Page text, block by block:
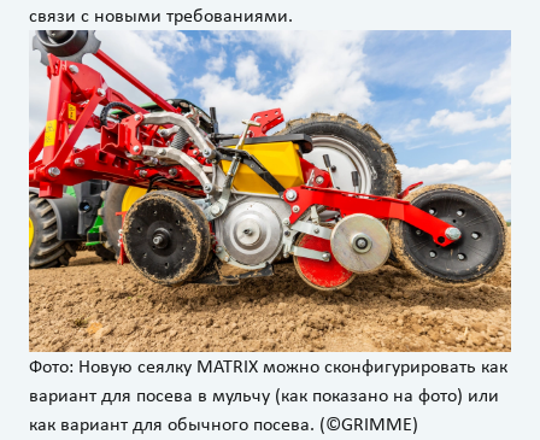
связи с новыми требованиями.
Фото: Новую сеялку MATRIX можно сконфигурировать как
вариант для посева в мульчу (как показано на фото) или
как вариант для обычного посева. (©GRIMME)